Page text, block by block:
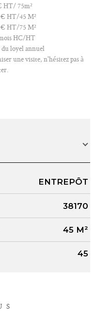
HT/ 75m²
€ HT/45 M²
€ HT/75 M²
HC/HT
du loyel annuel
une visite, n'hésitez pas à
ENTREPÔT
38170
45 M²
45